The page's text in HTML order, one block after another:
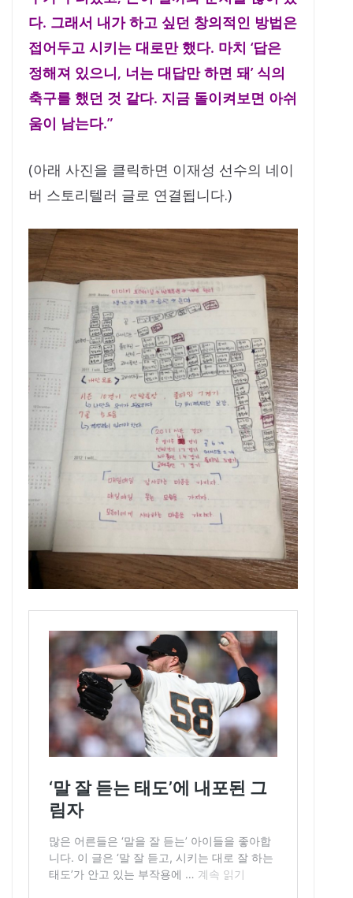
다. 그래서 내가 하고 싶던 창의적인 방법은
접어두고 시키는 대로만 했다. 마치 ‘답은
정해져 있으니, 너는 대답만 하면 돼’ 식의
축구를 했던 것 같다. 지금 돌이켜보면 아쉬
움이 남는다.”
(아래 사진을 클릭하면 이재성 선수의 네이
버 스토리텔러 글로 연결됩니다.)